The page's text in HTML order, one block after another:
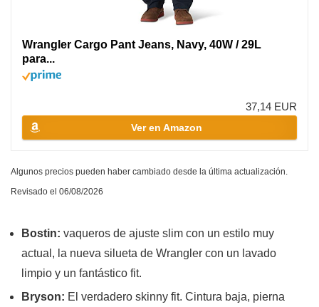
Wrangler Cargo Pant Jeans, Navy, 40W / 29L
para...
37,14 EUR
Ver en Amazon
Algunos precios pueden haber cambiado desde la última actualización.
Revisado el 06/08/2026
Bostin: vaqueros de ajuste slim con un estilo muy
actual, la nueva silueta de Wrangler con un lavado
limpio y un fantástico fit.
Bryson: El verdadero skinny fit. Cintura baja, pierna